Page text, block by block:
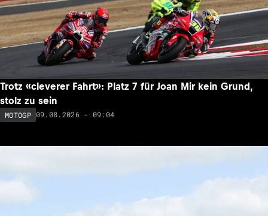
Trotz «cleverer Fahrt»: Platz 7 für Joan Mir kein Grund,
stolz zu sein
MOTOGP 09.08.2026 - 09:04